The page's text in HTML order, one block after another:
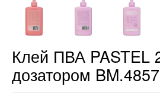
Клей ПВА PASTEL
дозатором BM.4857